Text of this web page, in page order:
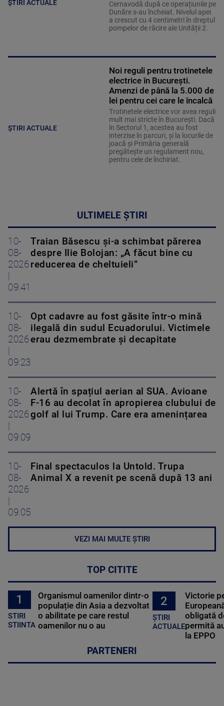
ȘTIRI ACTUALE
Cernavodă după ce operațiunile pe
Dunăre s-au încheiat. Nivelul apei
a crescut cu 4 centimetri în dreptul
pompelor de răcire ale Unității 2.
ȘTIRI ACTUALE
Noi reguli pentru trotinetele
electrice în București.
Amenzi de până la 5.000 de
lei pentru cei care le încalcă
Trotinetele electrice vor avea reguli
mult mai stricte în București. Dacă
în Sectorul 1, acestea au fost
interzise în parcuri, și la locurile de
joacă și Primăria generală
pregătește un regulament nou,
pentru cele de închiriat.
ULTIMELE ȘTIRI
10-
08-
2026
|
09:41
Traian Băsescu și-a schimbat părerea
despre Ilie Bolojan: „A făcut bine cu
reducerea de cheltuieli”
10-
08-
2026
|
09:23
Opt cadavre au fost găsite într-o mină
ilegală din sudul Ecuadorului. Victimele
erau dezmembrate și decapitate
10-
08-
2026
|
09:09
Alertă în spațiul aerian al SUA. Avioane
F-16 au decolat în apropierea clubului de
golf al lui Trump. Care era amenințarea
10-
08-
2026
|
09:05
Final spectaculos la Untold. Trupa
Animal X a revenit pe scenă după 13 ani
VEZI MAI MULTE ȘTIRI
TOP CITITE
1
STIRI
STIINTA
Organismul oamenilor dintr-o
populație din Asia a dezvoltat
o abilitate pe care restul
oamenilor nu o au
2
ȘTIRI
ACTUALE
Victorie
obligată
permită
la EPPO
PARTENERI